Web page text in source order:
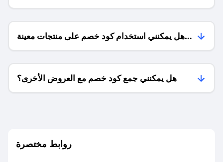
هل يمكنني استخدام كود خصم على منتجات معينة
فقط؟
هل يمكنني جمع كود خصم مع العروض الأخرى؟
روابط مختصرة